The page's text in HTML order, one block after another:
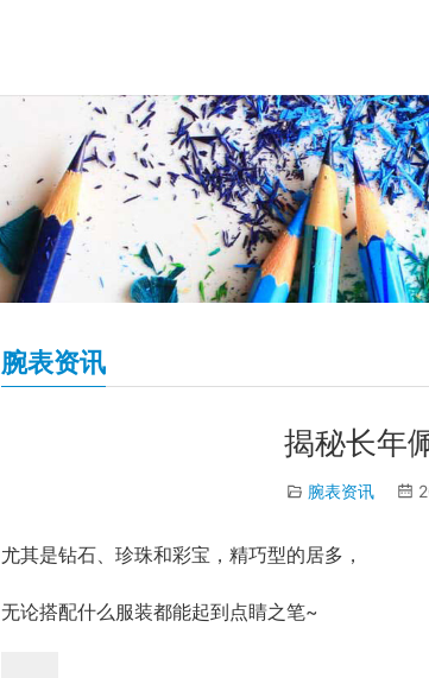
腕表资讯
揭秘长年
腕表资讯
尤其是钻石、珍珠和彩宝，精巧型的居多，
无论搭配什么服装都能起到点睛之笔~